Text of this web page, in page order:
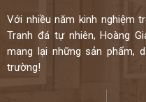
Với nhiều năm kinh nghiệm
Tranh đá tự nhiên, Hoàng
mang lại những sản phẩm,
trường!